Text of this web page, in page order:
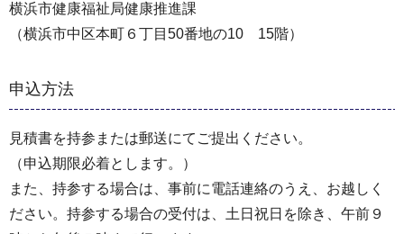
横浜市健康福祉局健康推進課
（横浜市中区本町６丁目50番地の10 15階）
申込方法
見積書を持参または郵送にてご提出ください。
（申込期限必着とします。）
また、持参する場合は、事前に電話連絡のうえ、お越しく
ださい。持参する場合の受付は、土日祝日を除き、午前９